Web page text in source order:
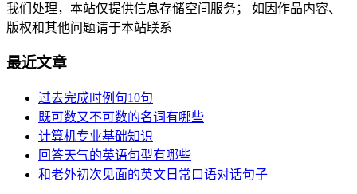
我们处理，本站仅提供信息存储空间服务； 如因作品内容、
版权和其他问题请于本站联系
最近文章
过去完成时例句10句
既可数又不可数的名词有哪些
计算机专业基础知识
回答天气的英语句型有哪些
和老外初次见面的英文日常口语对话句子